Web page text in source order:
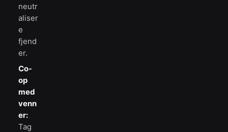
neutr
aliser
e
fjend
er.
Co-
op
med
venn
er:
Tag